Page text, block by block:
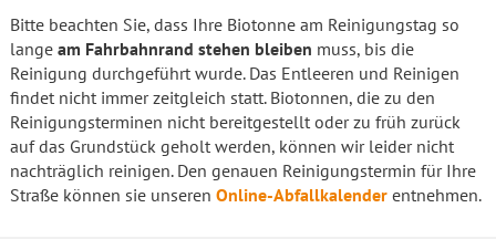
Bitte beachten Sie, dass Ihre Biotonne am Reinigungstag so
lange am Fahrbahnrand stehen bleiben muss, bis die
Reinigung durchgeführt wurde. Das Entleeren und Reinigen
findet nicht immer zeitgleich statt. Biotonnen, die zu den
Reinigungsterminen nicht bereitgestellt oder zu früh zurück
auf das Grundstück geholt werden, können wir leider nicht
nachträglich reinigen. Den genauen Reinigungstermin für Ihre
Straße können sie unseren Online-Abfallkalender entnehmen.